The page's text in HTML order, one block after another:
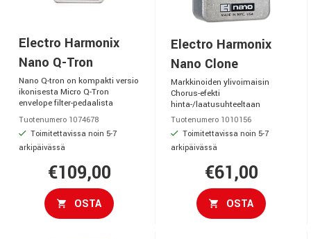
Electro Harmonix
Nano Q-Tron
Nano Q-tron on kompakti versio
ikonisesta Micro Q-Tron
envelope filter-pedaalista
Tuotenumero 1074678
Toimitettavissa noin 5-7
arkipäivässä
€109,00
OSTA
Electro Harmonix
Nano Clone
Markkinoiden ylivoimaisin
Chorus-efekti
hinta-/laatusuhteeltaan
Tuotenumero 1010156
Toimitettavissa noin 5-7
arkipäivässä
€61,00
OSTA